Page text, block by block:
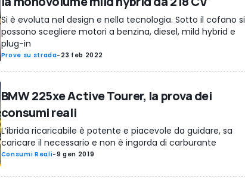
Si è evoluta nel design e nella tecnologia. Sotto il cofano si
possono scegliere motori a benzina, diesel, mild hybrid e
plug-in
Prove su strada- 23 feb 2022
BMW 225xe Active Tourer, la prova dei
consumi reali
L’ibrida ricaricabile è potente e piacevole da guidare, sa
caricare il necessario e non è ingorda di carburante
Consumi Reali-9 gen 2019